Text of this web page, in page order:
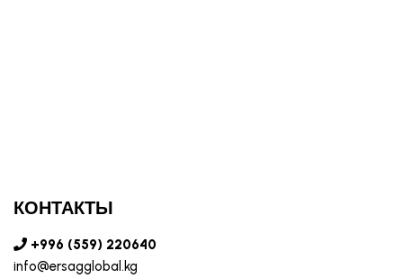
КОНТАКТЫ
+996 (559) 220640
info@ersagglobal.kg